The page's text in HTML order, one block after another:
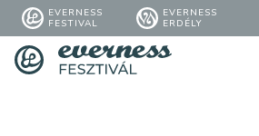
EVERNESS
FESTIVAL
EVERNESS
ERDÉLY